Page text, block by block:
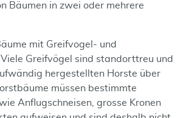
Bäumen in zwei oder mehrere
mit Greifvogel- und
Greifvögel sind standorttreu und
hergestellten Horste über
müssen bestimmte
Anflugschneisen, grosse Kronen